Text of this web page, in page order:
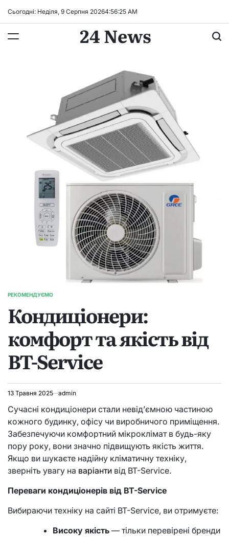
Сьогодні: Неділя, 9 Серпня 20264:56:26 AM
24 News
ОПУБЛІКУВАТИ
РЕКОМЕНДУЄМО
Кондиціонери:
комфорт та якість від
BT-Service
13 Травня 2025 admin
Сучасні кондиціонери стали невід’ємною частиною
кожного будинку, офісу чи виробничого приміщення.
Забезпечуючи комфортний мікроклімат в будь-яку
пору року, вони значно підвищують якість життя.
Якщо ви шукаєте надійну кліматичну техніку,
зверніть увагу на варіанти від BT-Service.
Переваги кондиціонерів від BT-Service
Вибираючи техніку на сайті BT-Service, ви отримуєте:
Високу якість — тільки перевірені бренди